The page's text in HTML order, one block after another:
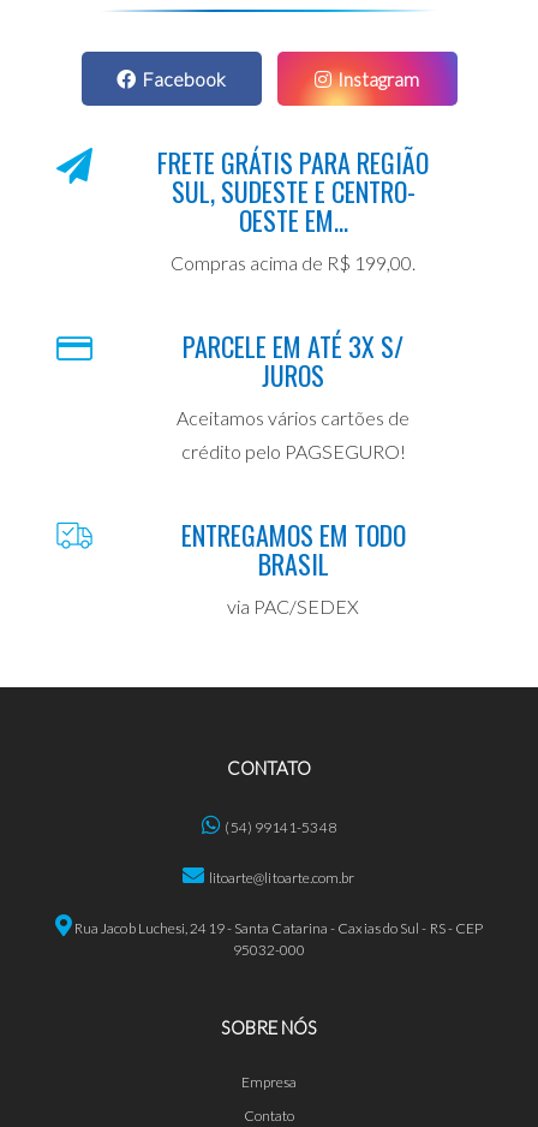
Facebook Instagram
FRETE GRÁTIS PARA REGIÃO
SUL, SUDESTE E CENTRO-
OESTE EM...
Compras acima de R$ 199,00.
PARCELE EM ATÉ 3X S/
JUROS
Aceitamos vários cartões de
crédito pelo PAGSEGURO!
ENTREGAMOS EM TODO
BRASIL
via PAC/SEDEX
CONTATO
(54) 99141-5348
litoarte@litoarte.com.br
Rua Jacob Luchesi, 2419 - Santa Catarina - Caxias do Sul - RS - CEP
95032-000
SOBRE NÓS
Empresa
Contato